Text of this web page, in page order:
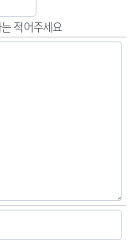
적어주세요